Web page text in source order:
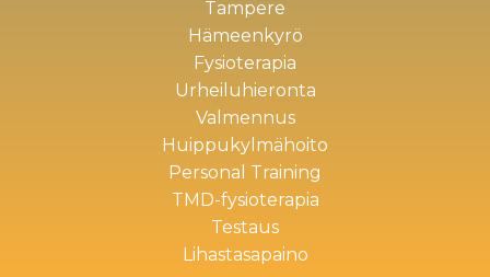
Tampere
Hämeenkyrö
Fysioterapia
Urheiluhieronta
Valmennus
Huippukylmähoito
Personal Training
TMD-fysioterapia
Testaus
Lihastasapaino